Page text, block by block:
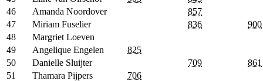
46
Amanda Noordover
857
47
Miriam Fuselier 836
900
48
Margriet Loeven
49
Angelique Engelen
825
50
Danielle Sluijter 709
861
51
Thamara Pijpers
706